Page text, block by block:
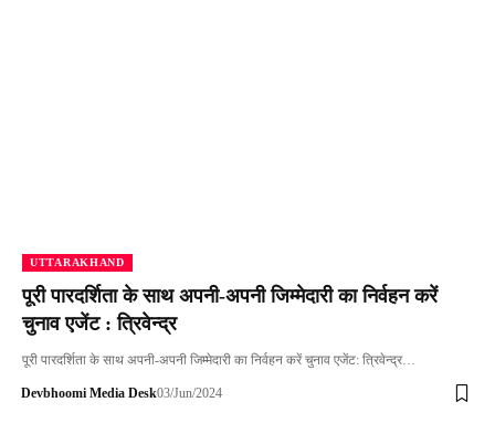
UTTARAKHAND
पूरी पारदर्शिता के साथ अपनी-अपनी जिम्मेदारी का निर्वहन करें
चुनाव एजेंट : त्रिवेन्द्र
पूरी पारदर्शिता के साथ अपनी-अपनी जिम्मेदारी का निर्वहन करें चुनाव एजेंट: त्रिवेन्द्र…
Devbhoomi Media Desk03/Jun/2024